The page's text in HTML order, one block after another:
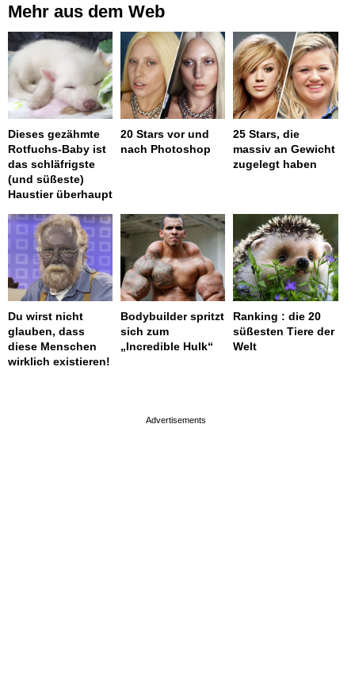
Mehr aus dem Web
Dieses gezähmte
Rotfuchs-Baby ist
das schläfrigste
(und süßeste)
Haustier überhaupt
20 Stars vor und
nach Photoshop
25 Stars, die
massiv an Gewicht
zugelegt haben
Du wirst nicht
glauben, dass
diese Menschen
wirklich existieren!
Bodybuilder spritzt
sich zum
„Incredible Hulk“
Ranking : die 20
süßesten Tiere der
Welt